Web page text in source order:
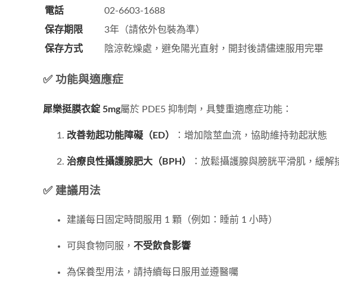
電話
02-6603-1688
保存期限
3年（請依外包裝為準）
保存方式
陰涼乾燥處，避免陽光直射，開封後請儘速服用完畢
✅ 功能與適應症
犀樂挺膜衣錠 5mg屬於 PDE5 抑制劑，具雙重適應症功能：
改善勃起功能障礙（ED） ：增加陰莖血流，協助維持勃起狀態
治療良性攝護腺肥大（BPH） ：放鬆攝護腺與膀胱平滑肌，緩
✅ 建議用法
建議每日固定時間服用 1 顆（例如：睡前 1 小時）
可與食物同服， 不受飲食影響
為保養型用法，請持續每日服用並遵醫囑